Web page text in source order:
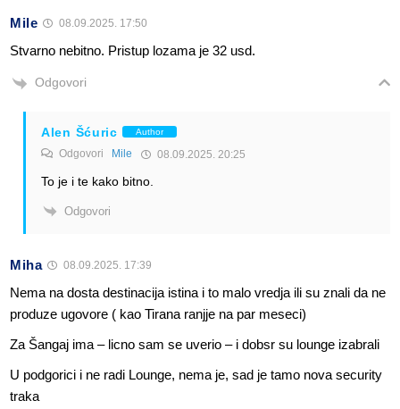
Mile 08.09.2025. 17:50
Stvarno nebitno. Pristup lozama je 32 usd.
Odgovori
Alen Šćuric Author
Odgovori Mile 08.09.2025. 20:25
To je i te kako bitno.
Odgovori
Miha 08.09.2025. 17:39
Nema na dosta destinacija istina i to malo vredja ili su znali da ne
produze ugovore ( kao Tirana ranjje na par meseci)
Za Šangaj ima – licno sam se uverio – i dobsr su lounge izabrali
U podgorici i ne radi Lounge, nema je, sad je tamo nova security
traka